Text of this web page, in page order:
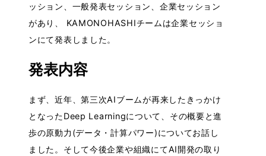
ッション、一般発表セッション、企業セッション
があり、 KAMONOHASHIチームは企業セッショ
ンにて発表しました。
発表内容
まず、近年、第三次AIブームが再来したきっかけ
となったDeep Learningについて、その概要と進
歩の原動力(データ・計算パワー)についてお話し
ました。そして今後企業や組織にてAI開発の取り